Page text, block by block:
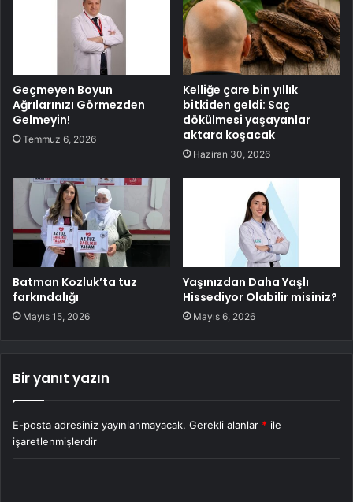
Geçmeyen Boyun
Ağrılarınızı Görmezden
Gelmeyin!
Temmuz 6, 2026
Kelliğe çare bin yıllık
bitkiden geldi: Saç
dökülmesi yaşayanlar
aktara koşacak
Haziran 30, 2026
Batman Kozluk’ta tuz
farkındalığı
Mayıs 15, 2026
Yaşınızdan Daha Yaşlı
Hissediyor Olabilir misiniz?
Mayıs 6, 2026
Bir yanıt yazın
E-posta adresiniz yayınlanmayacak. Gerekli alanlar * ile
işaretlenmişlerdir